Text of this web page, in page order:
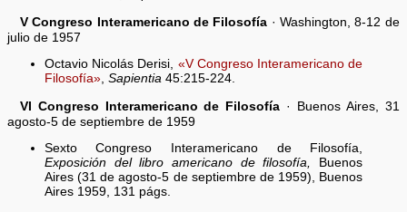
V Congreso Interamericano de Filosofía · Washington, 8-12 de
julio de 1957
Octavio Nicolás Derisi, «V Congreso Interamericano de
Filosofía», Sapientia45:215-224.
VI Congreso Interamericano de Filosofía · Buenos Aires, 31
agosto-5 de septiembre de 1959
Sexto Congreso Interamericano de Filosofía,
Exposición del libro americano de filosofía, Buenos
Aires (31 de agosto-5 de septiembre de 1959), Buenos
Aires 1959, 131 págs.